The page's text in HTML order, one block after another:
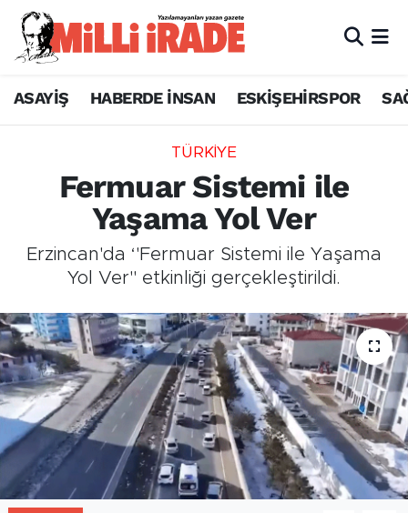
ASAYİŞ HABERDE İNSAN ESKİŞEHİRSPOR
TÜRKİYE
Fermuar Sistemi ile
Yaşama Yol Ver
Erzincan'da ‘'Fermuar Sistemi ile Yaşama
Yol Ver'' etkinliği gerçekleştirildi.